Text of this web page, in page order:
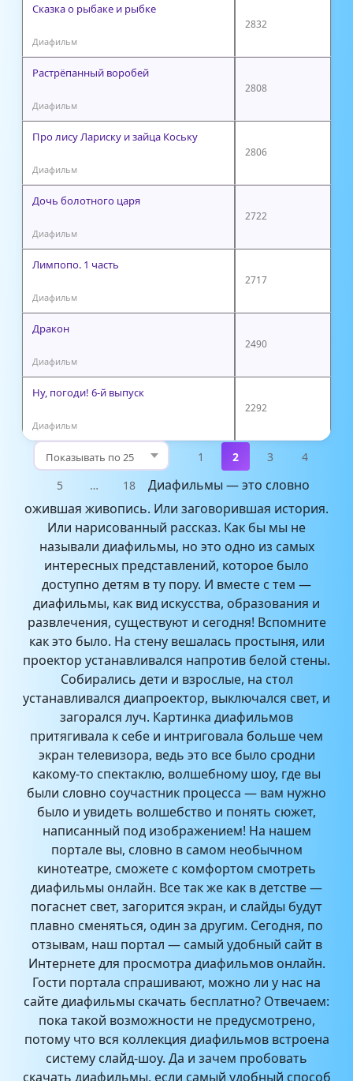
Сказка о рыбаке и рыбке
Диафильм
2832
Растрёпанный воробей
Диафильм
2808
Про лису Лариску и зайца Коську
Диафильм
2806
Дочь болотного царя
Диафильм
2722
Лимпопо. 1 часть
Диафильм
2717
Дракон
Диафильм
2490
Ну, погоди! 6-й выпуск
Диафильм
2292
1 2 3
4
5
… 18
Диафильмы — это словно
ожившая живопись. Или заговорившая история.
Или нарисованный рассказ. Как бы мы не
называли диафильмы, но это одно из самых
интересных представлений, которое было
доступно детям в ту пору. И вместе с тем —
диафильмы, как вид искусства, образования и
развлечения, существуют и сегодня! Вспомните
как это было. На стену вешалась простыня, или
проектор устанавливался напротив белой стены.
Собирались дети и взрослые, на стол
устанавливался диапроектор, выключался свет, и
загорался луч. Картинка диафильмов
притягивала к себе и интриговала больше чем
экран телевизора, ведь это все было сродни
какому-то спектаклю, волшебному шоу, где вы
были словно соучастник процесса — вам нужно
было и увидеть волшебство и понять сюжет,
написанный под изображением! На нашем
портале вы, словно в самом необычном
кинотеатре, сможете с комфортом смотреть
диафильмы онлайн. Все так же как в детстве —
погаснет свет, загорится экран, и слайды будут
плавно сменяться, один за другим. Сегодня, по
отзывам, наш портал — самый удобный сайт в
Интернете для просмотра диафильмов онлайн.
Гости портала спрашивают, можно ли у нас на
сайте диафильмы скачать бесплатно? Отвечаем:
пока такой возможности не предусмотрено,
потому что вся коллекция диафильмов встроена
систему слайд-шоу. Да и зачем пробовать
скачать диафильмы, если самый удобный способ